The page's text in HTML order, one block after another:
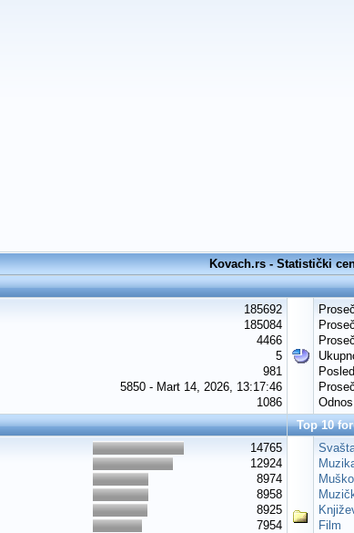
Kovach.rs - Statistički
185692
185084
4466
5
981
5850 - Mart 14, 2026, 13:17:46
1086
Top 10
14765
12924
8974
8958
8925
7954
Film